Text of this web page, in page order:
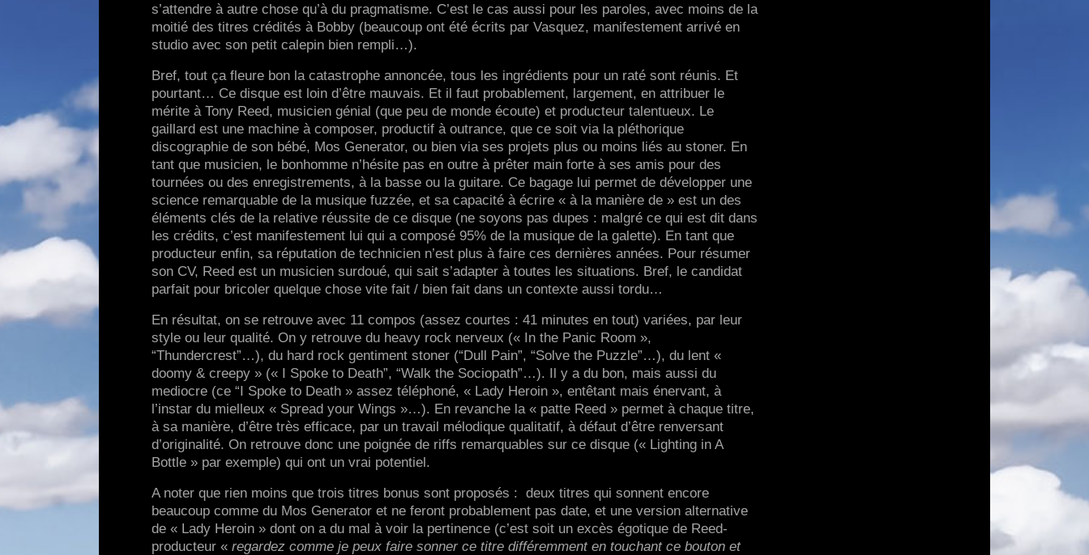
s’attendre à autre chose qu’à du pragmatisme. C’est le cas aussi pour les paroles, avec moins de la
moitié des titres crédités à Bobby (beaucoup ont été écrits par Vasquez, manifestement arrivé en
studio avec son petit calepin bien rempli…).
Bref, tout ça fleure bon la catastrophe annoncée, tous les ingrédients pour un raté sont réunis. Et
pourtant… Ce disque est loin d’être mauvais. Et il faut probablement, largement, en attribuer le
mérite à Tony Reed, musicien génial (que peu de monde écoute) et producteur talentueux. Le
gaillard est une machine à composer, productif à outrance, que ce soit via la pléthorique
discographie de son bébé, Mos Generator, ou bien via ses projets plus ou moins liés au stoner. En
tant que musicien, le bonhomme n’hésite pas en outre à prêter main forte à ses amis pour des
tournées ou des enregistrements, à la basse ou la guitare. Ce bagage lui permet de développer une
science remarquable de la musique fuzzée, et sa capacité à écrire « à la manière de » est un des
éléments clés de la relative réussite de ce disque (ne soyons pas dupes : malgré ce qui est dit dans
les crédits, c’est manifestement lui qui a composé 95% de la musique de la galette). En tant que
producteur enfin, sa réputation de technicien n’est plus à faire ces dernières années. Pour résumer
son CV, Reed est un musicien surdoué, qui sait s’adapter à toutes les situations. Bref, le candidat
parfait pour bricoler quelque chose vite fait / bien fait dans un contexte aussi tordu…
En résultat, on se retrouve avec 11 compos (assez courtes : 41 minutes en tout) variées, par leur
style ou leur qualité. On y retrouve du heavy rock nerveux (« In the Panic Room »,
“Thundercrest”…), du hard rock gentiment stoner (“Dull Pain”, “Solve the Puzzle”…), du lent «
doomy & creepy » (« I Spoke to Death”, “Walk the Sociopath”…). Il y a du bon, mais aussi du
mediocre (ce “I Spoke to Death » assez téléphoné, « Lady Heroin », entêtant mais énervant, à
l’instar du mielleux « Spread your Wings »…). En revanche la « patte Reed » permet à chaque titre,
à sa manière, d’être très efficace, par un travail mélodique qualitatif, à défaut d’être renversant
d’originalité. On retrouve donc une poignée de riffs remarquables sur ce disque (« Lighting in A
Bottle » par exemple) qui ont un vrai potentiel.
A noter que rien moins que trois titres bonus sont proposés : deux titres qui sonnent encore
beaucoup comme du Mos Generator et ne feront probablement pas date, et une version alternative
de « Lady Heroin » dont on a du mal à voir la pertinence (c’est soit un excès égotique de Reed-
producteur « regardez comme je peux faire sonner ce titre différemment en touchant ce bouton et